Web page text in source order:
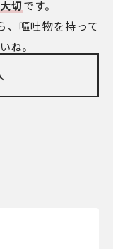
切です。
、嘔吐物を持って
ね。